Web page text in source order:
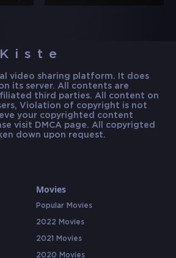
Kiste
video sharing platform. It does
its server. All contents are
third parties. All content on
Violation of copyright is not
your copyrighted content
visit DMCA page. All copyrigted
down upon request.
Movies
Popular Movies
2022 Movies
2021 Movies
2020 Movies